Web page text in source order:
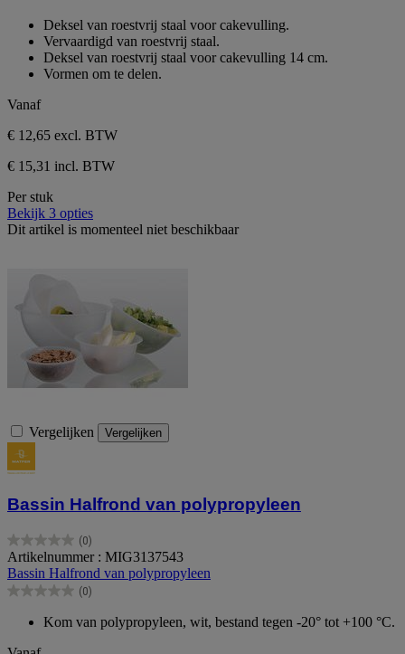
sterren.
Deksel van roestvrij staal voor cakevulling.
Vervaardigd van roestvrij staal.
Deksel van roestvrij staal voor cakevulling 14 cm.
Vormen om te delen.
Vanaf
€ 12,65 excl. BTW
€ 15,31 incl. BTW
Per stuk
Bekijk 3 opties
Dit artikel is momenteel niet beschikbaar
Vergelijken Vergelijken
Bassin Halfrond van polypropyleen
(0)
0.0
van
de
5
Artikelnummer : MIG3137543
Bassin Halfrond van polypropyleen
(0)
0.0
5
Kom van polypropyleen, wit, bestand tegen -20° tot +100 °C.